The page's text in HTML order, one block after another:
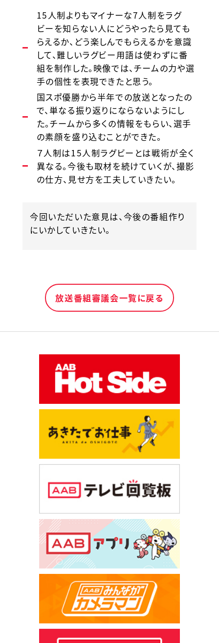
15人制よりもマイナーな7人制をラグ
ビーを知らない人にどうやったら見ても
らえるか、どう楽しんでもらえるかを意識
して、難しいラグビー用語は使わずに番
組を制作した。映像では、チームの力や選
手の個性を表現できたと思う。
国スポ優勝から半年での放送となったの
で、単なる振り返りにならないようにし
た。チームから多くの情報をもらい、選手
の素顔を盛り込むことができた。
７人制は15人制ラグビーとは戦術が全く
異なる。今後も取材を続けていくが、撮影
の仕方、見せ方を工夫していきたい。
今回いただいた意見は、今後の番組作り
にいかしていきたい。
放送番組審議会一覧に戻る